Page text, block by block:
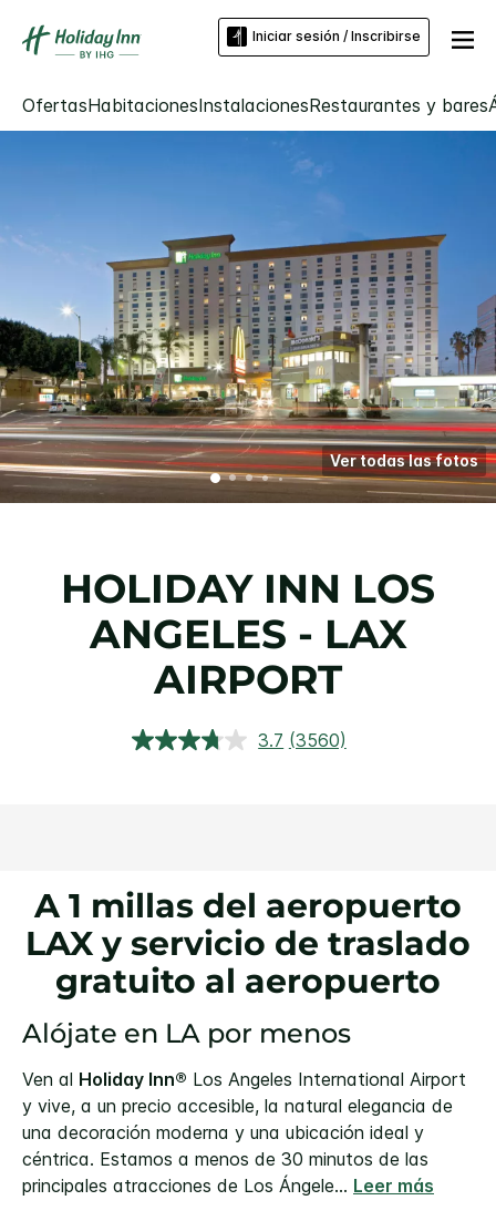
Iniciar sesión / Inscribirse
OfertasHabitacionesInstalacionesRestaurantes y bares
Ver todas las fotos
HOLIDAY INN LOS
ANGELES - LAX
AIRPORT
3.7 Lea
(3560)
A 1 millas del aeropuerto
LAX y servicio de traslado
gratuito al aeropuerto
Alójate en LA por menos
Ven al Holiday Inn® Los Angeles International Airport
y vive, a un precio accesible, la natural elegancia de
una decoración moderna y una ubicación ideal y
céntrica. Estamos a menos de 30 minutos de las
principales atracciones de Los Ángele... Leer más